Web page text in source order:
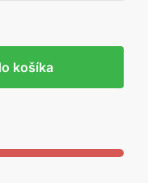
košíka